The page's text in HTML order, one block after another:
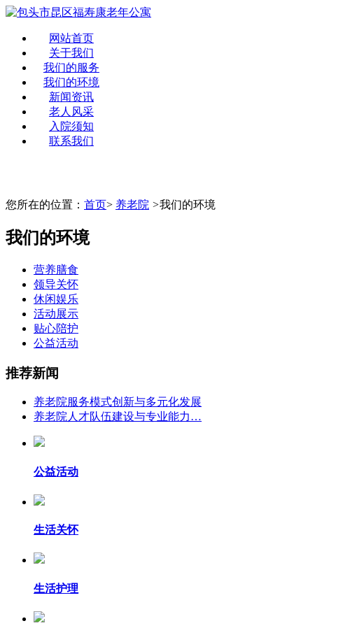
网站首页
关于我们
我们的服务
我们的环境
新闻资讯
老人风采
入院须知
联系我们
您所在的位置： 首页> 养老院 >我们的环境
我们的环境
营养膳食
领导关怀
休闲娱乐
活动展示
贴心陪护
公益活动
推荐新闻
养老院服务模式创新与多元化发展
养老院人才队伍建设与专业能力…
公益活动
生活关怀
生活护理